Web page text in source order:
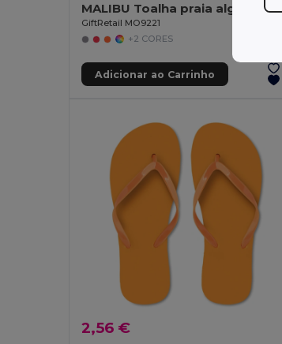
MALIBU Toalha praia algodão
GiftRetail MO9221
+2 CORES
Adicionar ao Carrinho
2,56 €